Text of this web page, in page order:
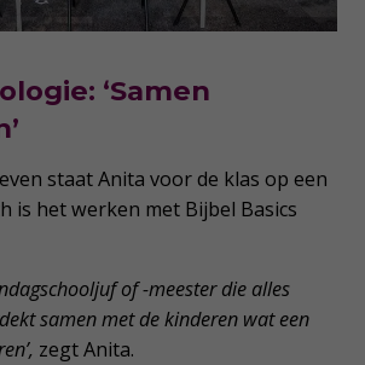
‘Samen
staat Anita voor de klas op een
is het werken met Bijbel Basics
of -meester die alles
samen met de kinderen wat een
zegt Anita.